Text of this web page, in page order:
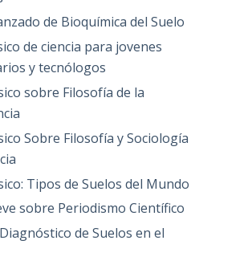
de Bioquímica del Suelo
de ciencia para jovenes
y tecnólogos
sobre Filosofía de la
Sobre Filosofía y Sociología
Tipos de Suelos del Mundo
sobre Periodismo Científico
de Suelos en el